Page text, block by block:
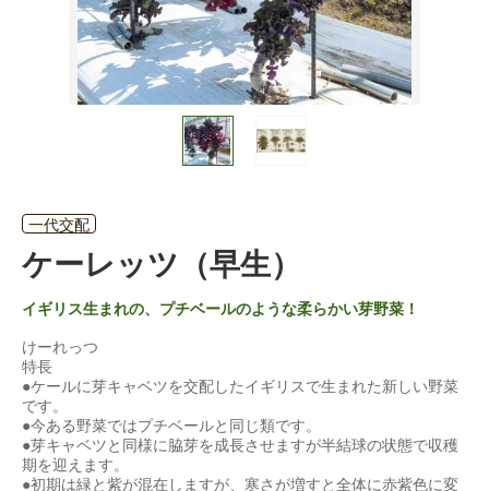
一代交配
ケーレッツ（早生）
イギリス生まれの、プチベールのような柔らかい芽野菜！
けーれっつ
特長
●ケールに芽キャベツを交配したイギリスで生まれた新しい野菜
です。
●今ある野菜ではプチベールと同じ類です。
●芽キャベツと同様に脇芽を成長させますが半結球の状態で収穫
期を迎えます。
●初期は緑と紫が混在しますが、寒さが増すと全体に赤紫色に変